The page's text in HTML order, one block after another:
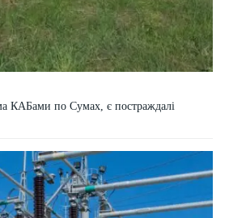
КАБами по Сумах, є постраждалі